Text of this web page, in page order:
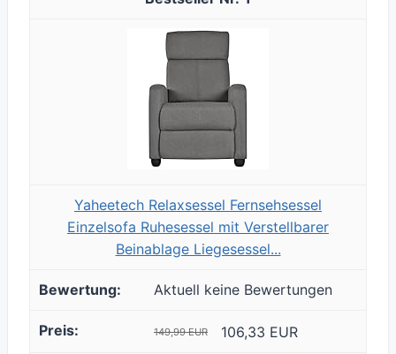
Yaheetech Relaxsessel Fernsehsessel
Einzelsofa Ruhesessel mit Verstellbarer
Beinablage Liegesessel...
Aktuell keine Bewertungen
149,99 EUR 106,33 EUR